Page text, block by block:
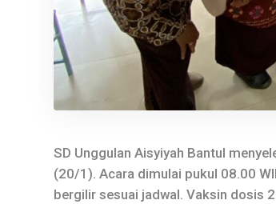
SD Unggulan Aisyiyah Bantul
(20/1). Acara dimulai pukul 08.00
bergilir sesuai jadwal. Vaksin dosis